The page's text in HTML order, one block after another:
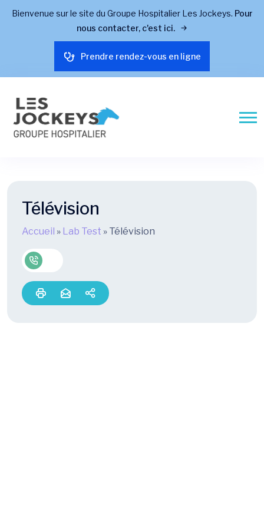
Bienvenue sur le site du Groupe Hospitalier Les Jockeys. Pour
nous contacter, c'est ici.
Prendre rendez-vous en ligne
Télévision
Accueil » Lab Test » Télévision